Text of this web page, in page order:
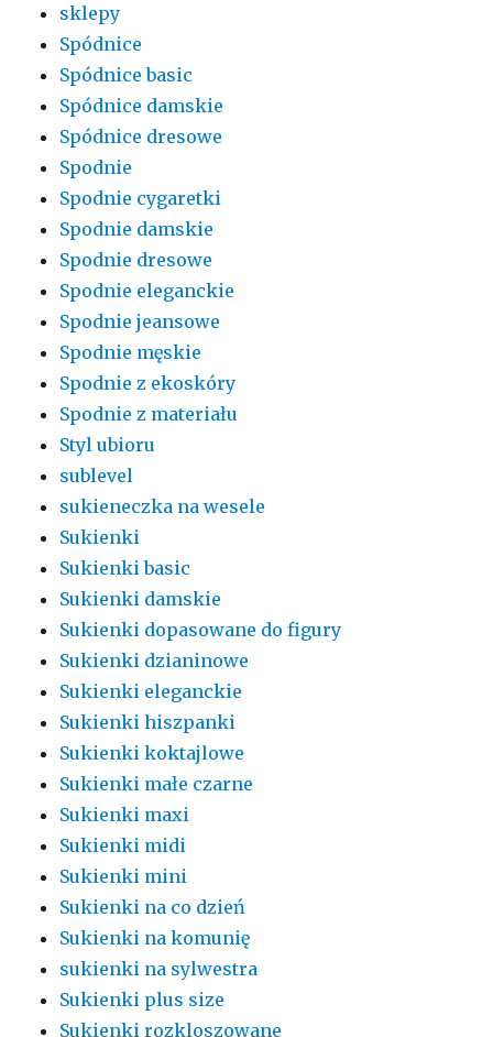
sklepy
Spódnice
Spódnice basic
Spódnice damskie
Spódnice dresowe
Spodnie
Spodnie cygaretki
Spodnie damskie
Spodnie dresowe
Spodnie eleganckie
Spodnie jeansowe
Spodnie męskie
Spodnie z ekoskóry
Spodnie z materiału
Styl ubioru
sublevel
sukieneczka na wesele
Sukienki
Sukienki basic
Sukienki damskie
Sukienki dopasowane do figury
Sukienki dzianinowe
Sukienki eleganckie
Sukienki hiszpanki
Sukienki koktajlowe
Sukienki małe czarne
Sukienki maxi
Sukienki midi
Sukienki mini
Sukienki na co dzień
Sukienki na komunię
sukienki na sylwestra
Sukienki plus size
Sukienki rozkloszowane